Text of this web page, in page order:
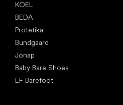
KOEL
BEDA
Protetika
Bundgaard
Jonap
Baby Bare Shoes
EF Barefoot